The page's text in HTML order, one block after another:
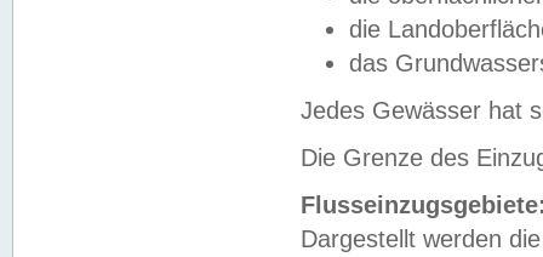
die
das
Jedes Gewässer hat
Die Grenze des
Dargestellt werden